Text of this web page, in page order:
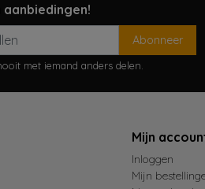
Abonneer
met iemand anders delen.
Mijn
Inloggen
Mijn